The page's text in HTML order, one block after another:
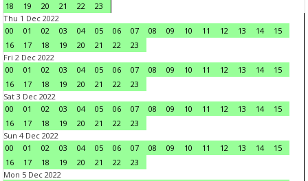
18 19 20 21 22
23
Thu 1 Dec 2022
00
01 02 03 04 05 06 07 08 09 10 11 12 13 14
15
16
17 18 19 20 21 22
23
Fri 2 Dec 2022
00
01 02 03 04 05 06 07 08 09 10 11 12 13 14
15
16
17 18 19 20 21 22
23
Sat 3 Dec 2022
00
01 02 03 04 05 06 07 08 09 10 11 12 13 14
15
16
17 18 19 20 21 22
23
Sun 4 Dec 2022
00
01 02 03 04 05 06 07 08 09 10 11 12 13 14
15
16
17 18 19 20 21 22
23
Mon 5 Dec 2022